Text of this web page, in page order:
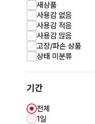
새상품
사용감 없음
사용감 적음
사용감 많음
고장/파손 상품
상태 미분류
기간
전체
1일